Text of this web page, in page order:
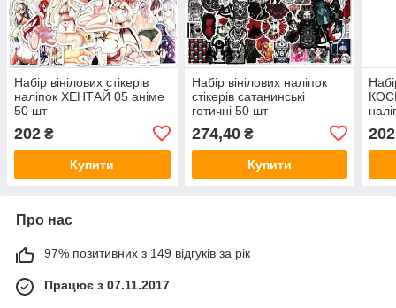
Набір вінілових стікерів
наліпок ХЕНТАЙ 05 аніме
50 шт
202 ₴
Купити
Набір вінілових наліпок
стікерів сатанинські
готичні 50 шт
274,40₴
Купити
202
Про нас
97% позитивних з 149 відгуків за рік
Працює з 07.11.2017